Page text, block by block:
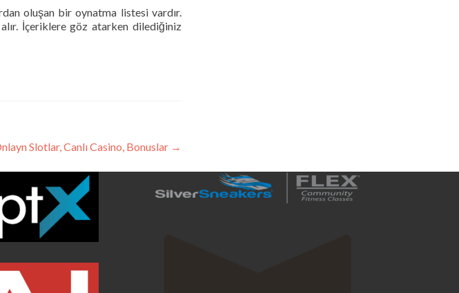
oluşan bir oynatma listesi vardır.
İçeriklere göz atarken dilediğiniz
Slotlar, Canlı Casino, Bonuslar →